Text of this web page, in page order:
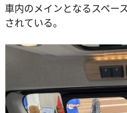
車内のメインとなるスペー
されている。